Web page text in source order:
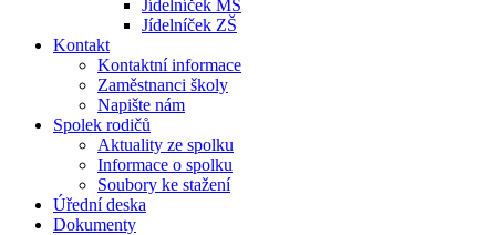
Jídelníček MŠ
Jídelníček ZŠ
Kontakt
Kontaktní informace
Zaměstnanci školy
Napište nám
Spolek rodičů
Aktuality ze spolku
Informace o spolku
Soubory ke stažení
Úřední deska
Dokumenty